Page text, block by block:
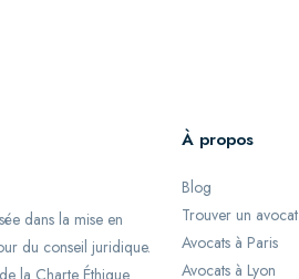
dans la mise en
du conseil juridique.
la Charte Éthique
À propos
Blog
Trouver un avocat
Avocats à Paris
Avocats à Lyon